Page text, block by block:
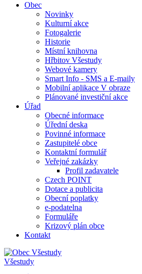
Obec
Novinky
Kulturní akce
Fotogalerie
Historie
Místní knihovna
Hřbitov Všestudy
Webové kamery
Smart Info - SMS a E-maily
Mobilní aplikace V obraze
Plánované investiční akce
Úřad
Obecné informace
Úřední deska
Povinné informace
Zastupitelé obce
Kontaktní formulář
Veřejné zakázky
Profil zadavatele
Czech POINT
Dotace a publicita
Obecní poplatky
e-podatelna
Formuláře
Krizový plán obce
Kontakt
Všestudy